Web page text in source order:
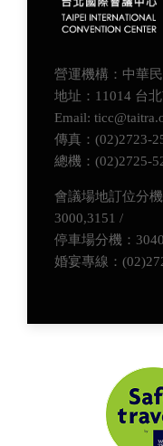
營運機構：中華
地址：11014 台
Email:
傳真：(02)2723-
總機：(02)2725-
會議場地訂位分
3000,3151 /
停車場分機：
婚宴專線：